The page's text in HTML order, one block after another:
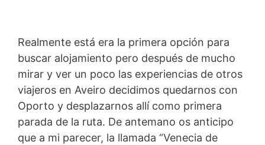
Realmente está era la primera opción para
buscar alojamiento pero después de mucho
mirar y ver un poco las experiencias de otros
viajeros en Aveiro decidimos quedarnos con
Oporto y desplazarnos allí como primera
parada de la ruta. De antemano os anticipo
que a mi parecer, la llamada “Venecia de